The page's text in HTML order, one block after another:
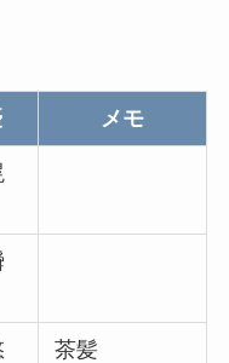
メモ
茶髪